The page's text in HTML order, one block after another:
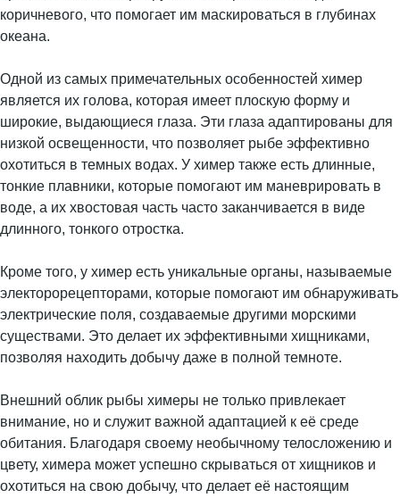
коричневого, что помогает им маскироваться в глубинах
океана.
Одной из самых примечательных особенностей химер
является их голова, которая имеет плоскую форму и
широкие, выдающиеся глаза. Эти глаза адаптированы для
низкой освещенности, что позволяет рыбе эффективно
охотиться в темных водах. У химер также есть длинные,
тонкие плавники, которые помогают им маневрировать в
воде, а их хвостовая часть часто заканчивается в виде
длинного, тонкого отростка.
Кроме того, у химер есть уникальные органы, называемые
электорорецепторами, которые помогают им обнаруживать
электрические поля, создаваемые другими морскими
существами. Это делает их эффективными хищниками,
позволяя находить добычу даже в полной темноте.
Внешний облик рыбы химеры не только привлекает
внимание, но и служит важной адаптацией к её среде
обитания. Благодаря своему необычному телосложению и
цвету, химера может успешно скрываться от хищников и
охотиться на свою добычу, что делает её настоящим